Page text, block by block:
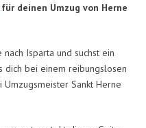
für deinen Umzug von Herne
Isparta und suchst ein
dich bei einem reibungslosen
Sankt Herne